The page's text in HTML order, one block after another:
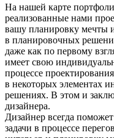
На нашей карте
реализованные нами
вашу планировку мечты
в планировочных
даже как по первому
имеет свою
процессе
в некоторых элементах
решениях. В этом и
дизайнера.
Дизайнер всегда
задачи в процессе